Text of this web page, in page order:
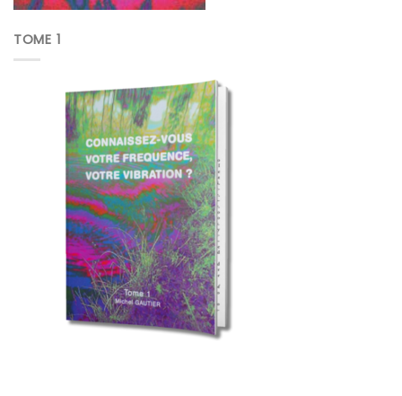
TOME 1